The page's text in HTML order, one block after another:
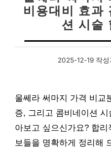
비용대비 효과
션 시술
2025-12-19 작성
울쎄라 써마지 가격 비교
증, 그리고 콤비네이션
아보고 싶으신가요? 합
보들을 명확하게 정리해